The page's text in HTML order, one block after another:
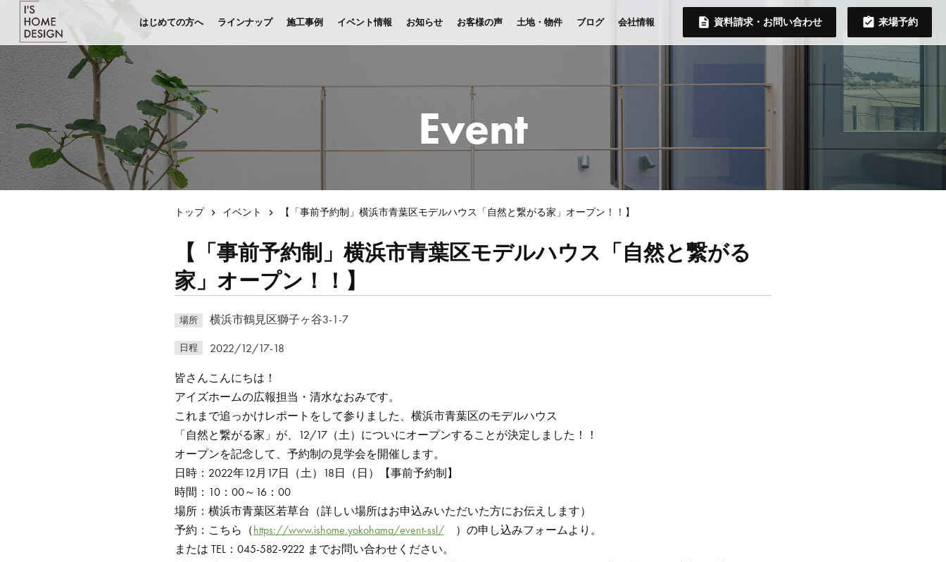
はじめての方へ ラインナップ 施工事例 イベント情報 お知らせ お客様の声 土地・物件 ブログ 会社情報 資料請求・お問い合わせ 来場予約
Event
トップ イベント 【「事前予約制」横浜市青葉区モデルハウス「自然と繋がる家」オープン！！】
【「事前予約制」横浜市青葉区モデルハウス「自然と繋がる
家」オープン！！】
場所 横浜市鶴見区獅子ヶ谷3-1-7
日程 2022/12/17-18
皆さんこんにちは！
アイズホームの広報担当・清水なおみです。
これまで追っかけレポートをして参りました、横浜市青葉区のモデルハウス
「自然と繋がる家」が、12/17（土）についにオープンすることが決定しました！！
オープンを記念して、予約制の見学会を開催します。
日時：2022年12月17日（土）18日（日）【事前予約制】
時間：10：00～16：00
場所：横浜市青葉区若草台（詳しい場所はお申込みいただいた方にお伝えします）
予約：こちら（https://www.ishome.yokohama/event-ssl/ ）の申し込みフォームより。
または TEL：045-582-9222 までお問い合わせください。